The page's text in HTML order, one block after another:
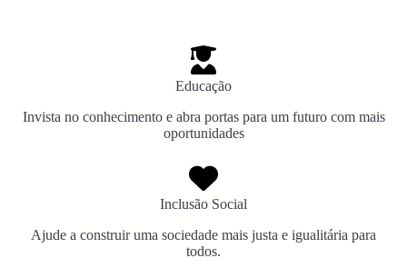
Educação
Invista no conhecimento e abra portas para um futuro com mais
oportunidades
Inclusão Social
Ajude a construir uma sociedade mais justa e igualitária para
todos.